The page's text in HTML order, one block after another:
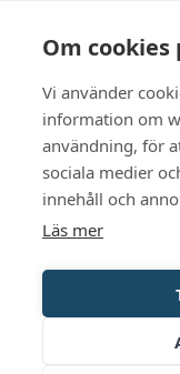
Om
Vi använder
information om
användning, för
sociala medier
innehåll och
Läs mer
Tips för